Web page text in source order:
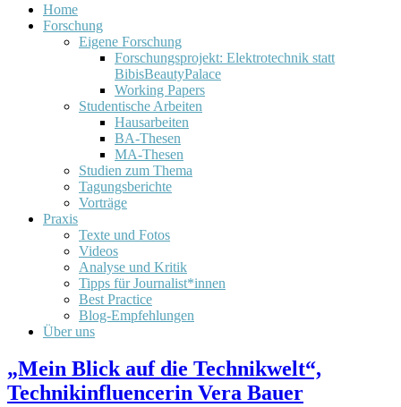
Home
Forschung
Eigene Forschung
Forschungsprojekt: Elektrotechnik statt
BibisBeautyPalace
Working Papers
Studentische Arbeiten
Hausarbeiten
BA-Thesen
MA-Thesen
Studien zum Thema
Tagungsberichte
Vorträge
Praxis
Texte und Fotos
Videos
Analyse und Kritik
Tipps für Journalist*innen
Best Practice
Blog-Empfehlungen
Über uns
„Mein Blick auf die Technikwelt“,
Technikinfluencerin Vera Bauer